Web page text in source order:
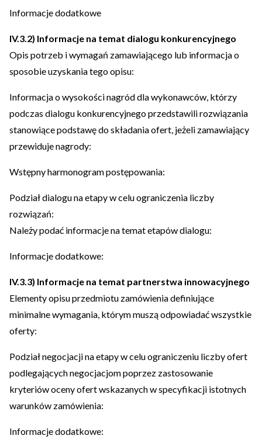
Informacje dodatkowe
IV.3.2) Informacje na temat dialogu konkurencyjnego
Opis potrzeb i wymagań zamawiającego lub informacja o
sposobie uzyskania tego opisu:
Informacja o wysokości nagród dla wykonawców, którzy
podczas dialogu konkurencyjnego przedstawili rozwiązania
stanowiące podstawę do składania ofert, jeżeli zamawiający
przewiduje nagrody:
Wstępny harmonogram postępowania:
Podział dialogu na etapy w celu ograniczenia liczby
rozwiązań:
Należy podać informacje na temat etapów dialogu:
Informacje dodatkowe:
IV.3.3) Informacje na temat partnerstwa innowacyjnego
Elementy opisu przedmiotu zamówienia definiujące
minimalne wymagania, którym muszą odpowiadać wszystkie
oferty:
Podział negocjacji na etapy w celu ograniczeniu liczby ofert
podlegających negocjacjom poprzez zastosowanie
kryteriów oceny ofert wskazanych w specyfikacji istotnych
warunków zamówienia:
Informacje dodatkowe: